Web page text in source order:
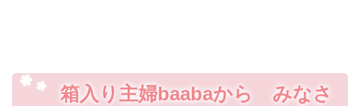
箱入り主婦baabaから みなさ